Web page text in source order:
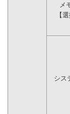
メ
【
シス